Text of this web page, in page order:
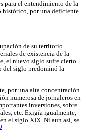
para el entendimiento de la
histórico, por una deficiente
de su territorio
de existencia de la
el nuevo siglo sufre cierto
del siglo predominó la
por una alta concentración
numerosa de jornaleros en
inversiones, sobre
etc. Exigía igualmente,
el siglo XIX. Ni aun así, se
.